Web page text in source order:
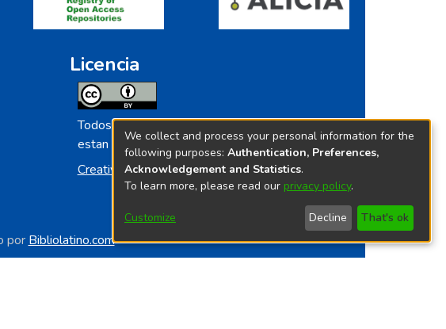
Licencia
Todos los contenidos de repositorio.ins.gob.pe
estan licenciados bajo
Creative Commoms License
por Bibliolatino.com
We collect and process your personal information for the
following purposes: Authentication, Preferences,
Acknowledgement and Statistics.
To learn more, please read our privacy policy.
Customize Decline That's ok